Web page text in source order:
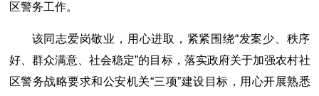
区警务工作。
该同志爱岗敬业，用心进取，紧紧围绕“发案少、秩序
好、群众满意、社会稳定”的目标，落实政府关于加强农村社
区警务战略要求和公安机关“三项”建设目标，用心开展熟悉